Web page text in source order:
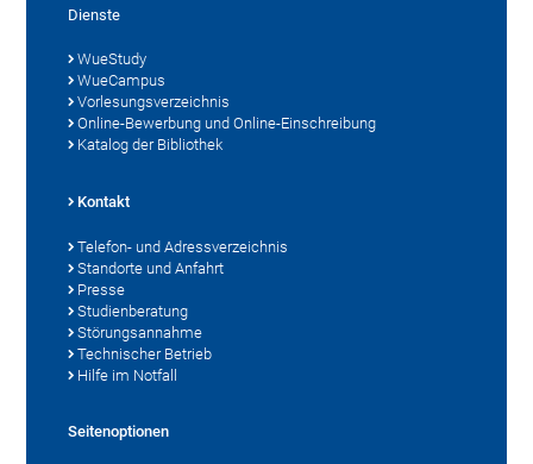
Dienste
WueStudy
WueCampus
Vorlesungsverzeichnis
Online-Bewerbung und Online-Einschreibung
Katalog der Bibliothek
Kontakt
Telefon- und Adressverzeichnis
Standorte und Anfahrt
Presse
Studienberatung
Störungsannahme
Technischer Betrieb
Hilfe im Notfall
Seitenoptionen